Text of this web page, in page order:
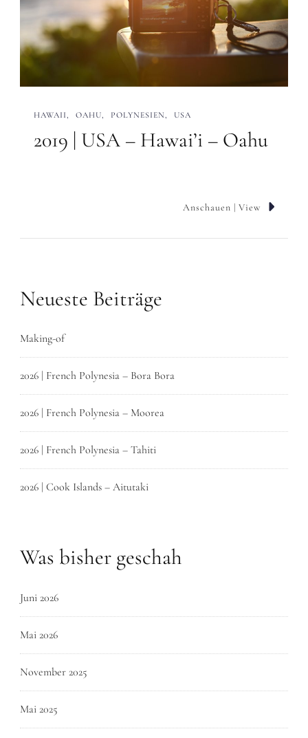
HAWAII OAHU POLYNESIEN USA
2019 | USA – Hawai’i – Oahu
Anschauen | View
Neueste Beiträge
Making-of
2026 | French Polynesia – Bora Bora
2026 | French Polynesia – Moorea
2026 | French Polynesia – Tahiti
2026 | Cook Islands – Aitutaki
Was bisher geschah
Juni 2026
Mai 2026
November 2025
Mai 2025